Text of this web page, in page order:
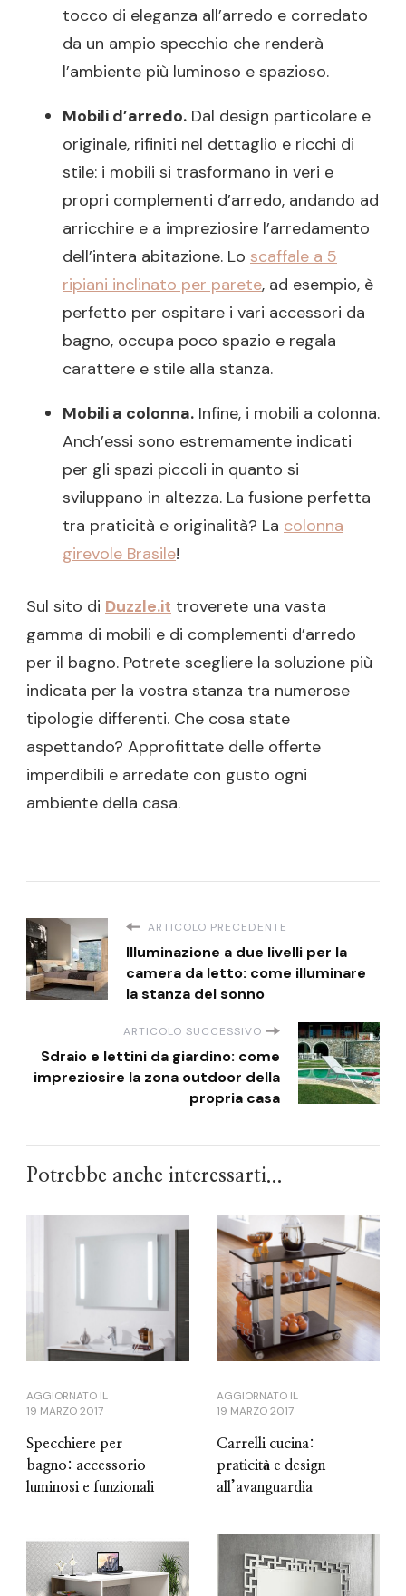
tocco di eleganza all’arredo e corredato
da un ampio specchio che renderà
l’ambiente più luminoso e spazioso.
Mobili d’arredo. Dal design particolare e
originale, rifiniti nel dettaglio e ricchi di
stile: i mobili si trasformano in veri e
propri complementi d’arredo, andando ad
arricchire e a impreziosire l’arredamento
dell’intera abitazione. Lo scaffale a 5
ripiani inclinato per parete, ad esempio, è
perfetto per ospitare i vari accessori da
bagno, occupa poco spazio e regala
carattere e stile alla stanza.
Mobili a colonna. Infine, i mobili a colonna.
Anch’essi sono estremamente indicati
per gli spazi piccoli in quanto si
sviluppano in altezza. La fusione perfetta
tra praticità e originalità? La colonna
girevole Brasile!
Sul sito di Duzzle.it troverete una vasta
gamma di mobili e di complementi d’arredo
per il bagno. Potrete scegliere la soluzione più
indicata per la vostra stanza tra numerose
tipologie differenti. Che cosa state
aspettando? Approfittate delle offerte
imperdibili e arredate con gusto ogni
ambiente della casa.
ARTICOLO PRECEDENTE
Illuminazione a due livelli per la
camera da letto: come illuminare
la stanza del sonno
ARTICOLO SUCCESSIVO
Sdraio e lettini da giardino: come
impreziosire la zona outdoor della
propria casa
Potrebbe anche interessarti...
AGGIORNATO IL
19 MARZO 2017
Specchiere per
bagno: accessorio
luminosi e funzionali
AGGIORNATO IL
19 MARZO 2017
Carrelli cucina:
praticità e design
all’avanguardia